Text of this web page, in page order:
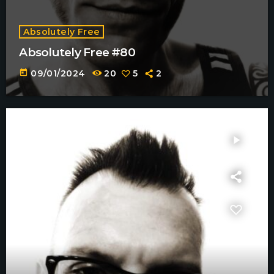
Absolutely Free
Absolutely Free #80
today 09/01/2024 20 5 2
play_arrow